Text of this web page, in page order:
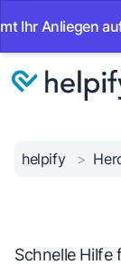
auf –
helpify >
Schnelle Hilfe